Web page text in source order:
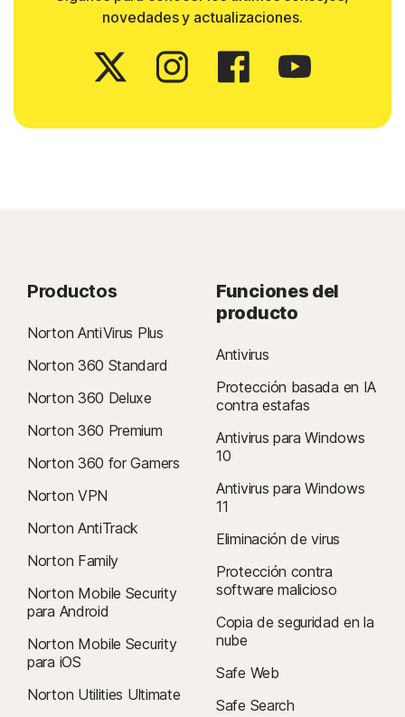
novedades y actualizaciones.
Productos
Norton AntiVirus Plus
Norton 360 Standard
Norton 360 Deluxe
Norton 360 Premium
Norton 360 for Gamers
Norton VPN
Norton AntiTrack
Norton Family
Norton Mobile Security
para Android
Norton Mobile Security
para iOS
Norton Utilities Ultimate
Funciones del
producto
Antivirus
Protección basada en IA
contra estafas
Antivirus para Windows
10
Antivirus para Windows
11
Eliminación de virus
Protección contra
software malicioso
Copia de seguridad en la
nube
Safe Web
Safe Search